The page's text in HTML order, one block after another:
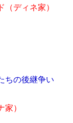
（ディネ家）
ちの後継争い
）